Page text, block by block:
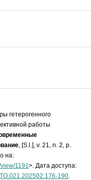
гетерогенного
работы
, [S.l.], v. 21, n. 2, p.
на:
1191 >. Дата доступа:
190